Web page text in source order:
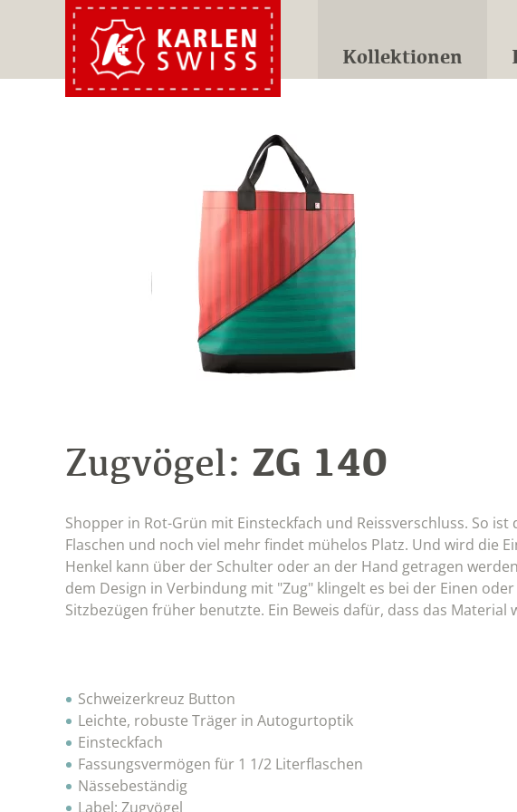
Kollektionen
Zugvögel: ZG 140
Shopper in Rot-Grün mit Einsteckfach und Reissverschluss. So
Flaschen und noch viel mehr findet mühelos Platz. Und wird die
Henkel kann über der Schulter oder an der Hand getragen
dem Design in Verbindung mit "Zug" klingelt es bei der Einen
Sitzbezügen früher benutzte. Ein Beweis dafür, dass das Material
Schweizerkreuz Button
Leichte, robuste Träger in Autogurtoptik
Einsteckfach
Fassungsvermögen für 1 1/2 Literflaschen
Nässebeständig
Label: Zugvögel